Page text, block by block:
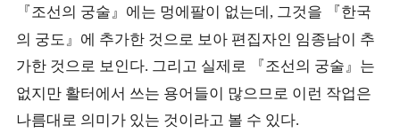
『조선의 궁술』 에는 멍에팔이 없는데, 그것을 『한국
의 궁도』 에 추가한 것으로 보아 편집자인 임종남이 추
가한 것으로 보인다. 그리고 실제로 『조선의 궁술』 는
없지만 활터에서 쓰는 용어들이 많으므로 이런 작업은
나름대로 의미가 있는 것이라고 볼 수 있다.